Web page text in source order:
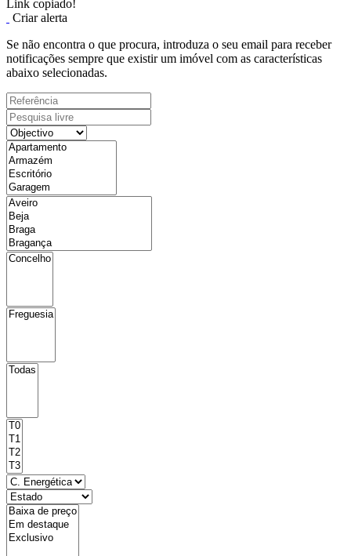
Link copiado!
Criar alerta
Se não encontra o que procura, introduza o seu email para receber
notificações sempre que existir um imóvel com as características
abaixo selecionadas.